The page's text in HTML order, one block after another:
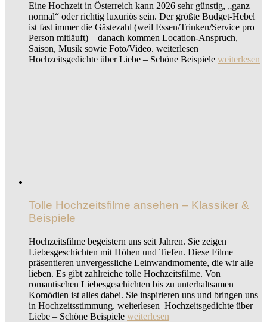
Eine Hochzeit in Österreich kann 2026 sehr günstig, „ganz
normal“ oder richtig luxuriös sein. Der größte Budget-Hebel
ist fast immer die Gästezahl (weil Essen/Trinken/Service pro
Person mitläuft) – danach kommen Location-Anspruch,
Saison, Musik sowie Foto/Video. weiterlesen
Hochzeitsgedichte über Liebe – Schöne Beispiele weiterlesen
Tolle Hochzeitsfilme ansehen – Klassiker &
Beispiele
Hochzeitsfilme begeistern uns seit Jahren. Sie zeigen
Liebesgeschichten mit Höhen und Tiefen. Diese Filme
präsentieren unvergessliche Leinwandmomente, die wir alle
lieben. Es gibt zahlreiche tolle Hochzeitsfilme. Von
romantischen Liebesgeschichten bis zu unterhaltsamen
Komödien ist alles dabei. Sie inspirieren uns und bringen uns
in Hochzeitsstimmung. weiterlesen Hochzeitsgedichte über
Liebe – Schöne Beispiele weiterlesen